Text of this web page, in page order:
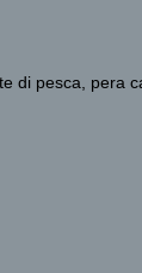
di pesca, pera